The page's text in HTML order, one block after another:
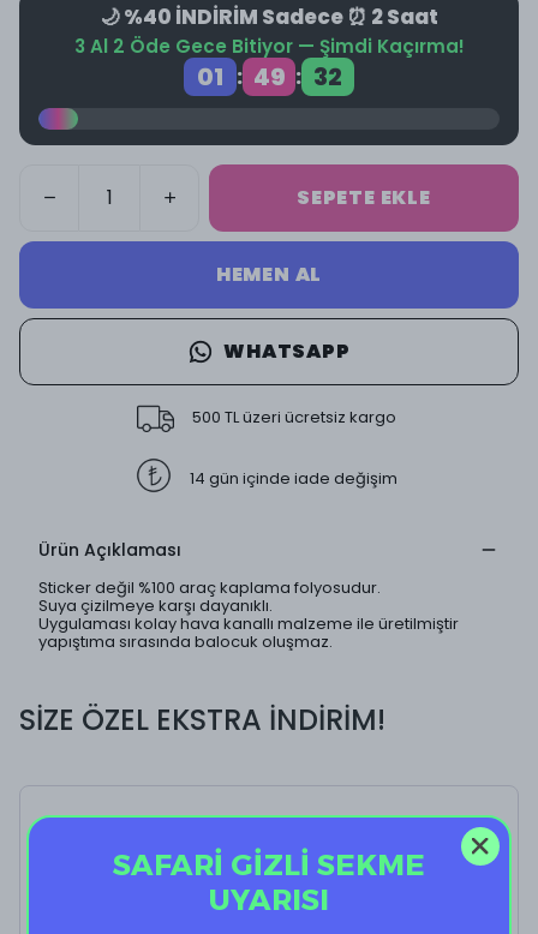
🌙 %40 İNDİRİM Sadece ⏰ 2 Saat
3 Al 2 Öde Gece Bitiyor — Şimdi Kaçırma!
01 : 49 : 32
SEPETE EKLE
HEMEN AL
WHATSAPP
500 TL üzeri ücretsiz kargo
14 gün içinde iade değişim
Ürün Açıklaması
Sticker değil %100 araç kaplama folyosudur.
Suya çizilmeye karşı dayanıklı.
Uygulaması kolay hava kanallı malzeme ile üretilmiştir
yapıştıma sırasında balocuk oluşmaz.
SİZE ÖZEL EKSTRA İNDİRİM!
%40
₺ 12.50 ₺ 7.50
SAFARİ GİZLİ SEKME
UYARISI